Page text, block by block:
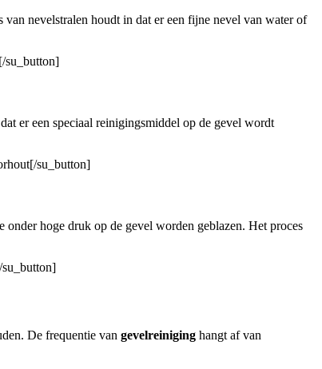
nevelstralen houdt in dat er een fijne nevel van water of
su_button]
er een speciaal reinigingsmiddel op de gevel wordt
su_button]
hoge druk op de gevel worden geblazen. Het proces
De frequentie van gevelreiniging hangt af van